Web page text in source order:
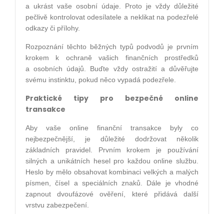
a ukrást vaše osobní údaje. Proto je vždy důležité
pečlivě kontrolovat odesílatele a neklikat na podezřelé
odkazy či přílohy.
Rozpoznání těchto běžných typů podvodů je prvním
krokem k ochraně vašich finančních prostředků
a osobních údajů. Buďte vždy ostražití a důvěřujte
svému instinktu, pokud něco vypadá podezřele.
Praktické tipy pro bezpečné online
transakce
Aby vaše online finanční transakce byly co
nejbezpečnější, je důležité dodržovat několik
základních pravidel. Prvním krokem je používání
silných a unikátních hesel pro každou online službu.
Heslo by mělo obsahovat kombinaci velkých a malých
písmen, čísel a speciálních znaků. Dále je vhodné
zapnout dvoufázové ověření, které přidává další
vrstvu zabezpečení.